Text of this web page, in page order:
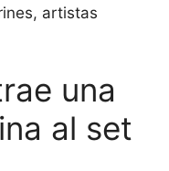
artistas
una
al set